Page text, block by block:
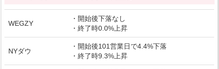
WEGZY
・開始後下落なし
・終了時0.0%上昇
NYダウ
・開始後101営業日で4.4%下落
・終了時9.3%上昇